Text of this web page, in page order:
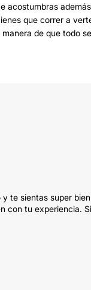
acostumbras
que correr a
de que todo
te sientas super
con tu experiencia.